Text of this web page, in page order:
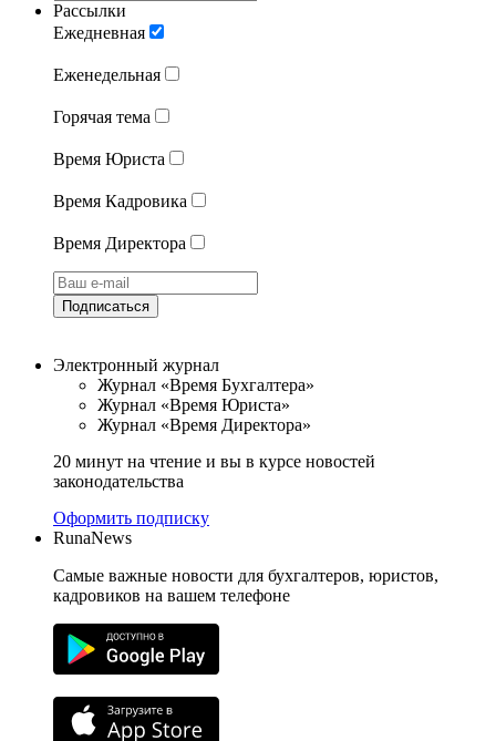
Рассылки
Ежедневная
Еженедельная
Горячая тема
Время Юриста
Время Кадровика
Время Директора
Подписаться
Электронный журнал
Журнал «Время Бухгалтера»
Журнал «Время Юриста»
Журнал «Время Директора»
20 минут на чтение и вы в курсе новостей
законодательства
Оформить подписку
RunaNews
Самые важные новости для бухгалтеров, юристов,
кадровиков на вашем телефоне